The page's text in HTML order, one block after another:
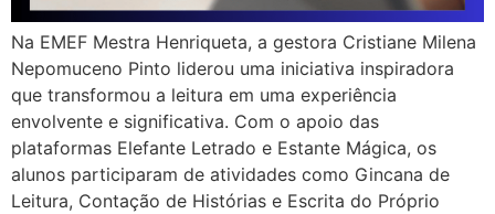
Na EMEF Mestra Henriqueta, a gestora Cristiane Milena
Nepomuceno Pinto liderou uma iniciativa inspiradora
que transformou a leitura em uma experiência
envolvente e significativa. Com o apoio das
plataformas Elefante Letrado e Estante Mágica, os
alunos participaram de atividades como Gincana de
Leitura, Contação de Histórias e Escrita do Próprio